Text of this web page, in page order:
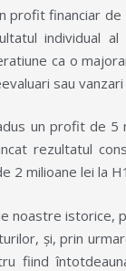
financiar de
individual
ca o
sau
un profit de 5
rezultatul
2 milioane lei la
noastre istorice,
și, prin
fiind